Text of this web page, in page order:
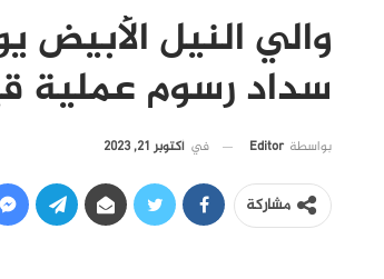
والي النيل الأبيض
سداد رسوم عملية
بواسطة Editor في أكتوبر 21, 2023
مشاركة